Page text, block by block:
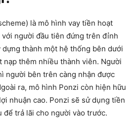
là mô hình vay tiền hoạt
người đầu tiên đứng trên đỉnh
dựng thành một hệ thống bên dưới
nạp thêm nhiều thành viên. Người
người bên trên càng nhận được
ra, mô hình Ponzi còn hiện hữu
nhuận cao. Ponzi sẽ sử dụng tiền
để trả lãi cho người vào trước.